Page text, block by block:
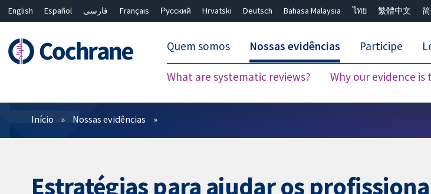
English Español فارسی Français Русский Hrvatski Deutsch Bahasa Malaysia ไทย 繁體中文
Quem somos Nossas evidências
What are systematic reviews? Why our evidence is
Participe
Filtros
Início Nossas evidências
Estratégias para ajudar os